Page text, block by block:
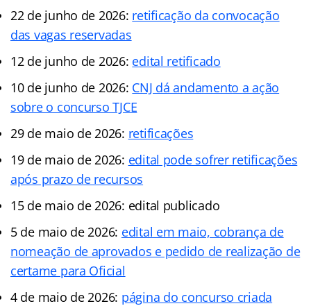
22 de junho de 2026: retificação da convocação
das vagas reservadas
12 de junho de 2026: edital retificado
10 de junho de 2026: CNJ dá andamento a ação
sobre o concurso TJCE
29 de maio de 2026: retificações
19 de maio de 2026: edital pode sofrer retificações
após prazo de recursos
15 de maio de 2026: edital publicado
5 de maio de 2026: edital em maio, cobrança de
nomeação de aprovados e pedido de realização de
certame para Oficial
4 de maio de 2026: página do concurso criada